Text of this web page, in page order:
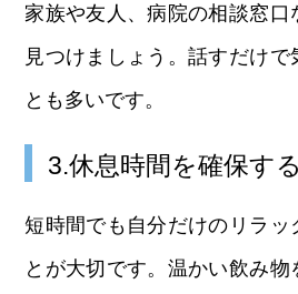
家族や友人、病院の相談窓口
見つけましょう。話すだけで
とも多いです。
3.休息時間を確保する
短時間でも自分だけのリラッ
とが大切です。温かい飲み